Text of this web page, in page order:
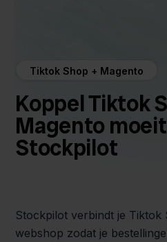
Tiktok Shop + Magento
Koppel Tiktok
Magento
Stockpilot
Stockpilot verbindt je Tiktok
webshop zodat je